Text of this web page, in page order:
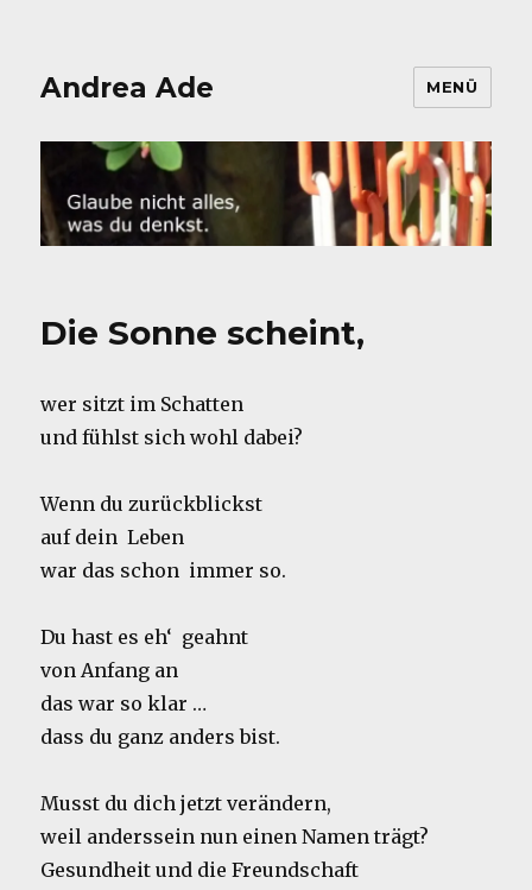
Andrea Ade MENÜ
Die Sonne scheint,
wer sitzt im Schatten
und fühlst sich wohl dabei?
Wenn du zurückblickst
auf dein Leben
war das schon immer so.
Du hast es eh‘ geahnt
von Anfang an
das war so klar …
dass du ganz anders bist.
Musst du dich jetzt verändern,
weil anderssein nun einen Namen trägt?
Gesundheit und die Freundschaft